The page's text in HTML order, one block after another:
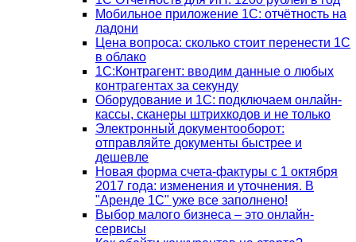
Мобильное приложение 1С: отчётность на
ладони
Цена вопроса: сколько стоит перенести 1С
в облако
1С:Контрагент: вводим данные о любых
контрагентах за секунду
Оборудование и 1С: подключаем онлайн-
кассы, сканеры штрихкодов и не только
Электронный документооборот:
отправляйте документы быстрее и
дешевле
Новая форма счета-фактуры с 1 октября
2017 года: изменения и уточнения. В
"Аренде 1С" уже все заполнено!
Выбор малого бизнеса – это онлайн-
сервисы